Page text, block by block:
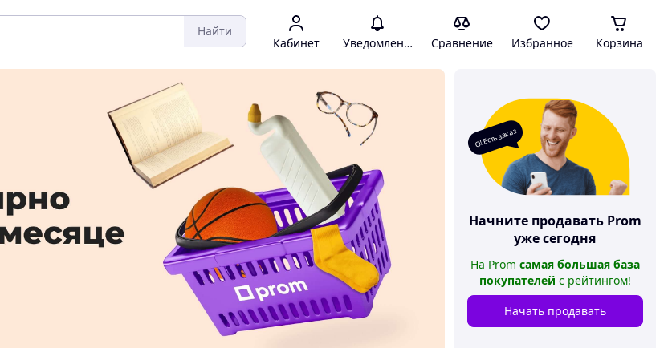
Найти
Кабинет Уведомления Сравнение Избранное Корзина
О! Есть заказ
Начните продавать Prom
уже сегодня
На Prom самая большая база
покупателей с рейтингом!
Начать продавать